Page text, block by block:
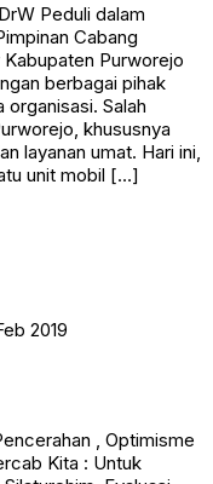
Peduli dalam
Cabang
Purworejo
berbagai pihak
Salah
khususnya
layanan umat. Hari ini,
unit mobil […]
2019
, Optimisme
Kita : Untuk